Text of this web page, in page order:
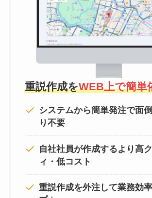
重説作成をWEB上で簡単
システムから簡単発注で面
り不要
自社社員が作成するより高
ィ・低コスト
重説作成を外注して業務効